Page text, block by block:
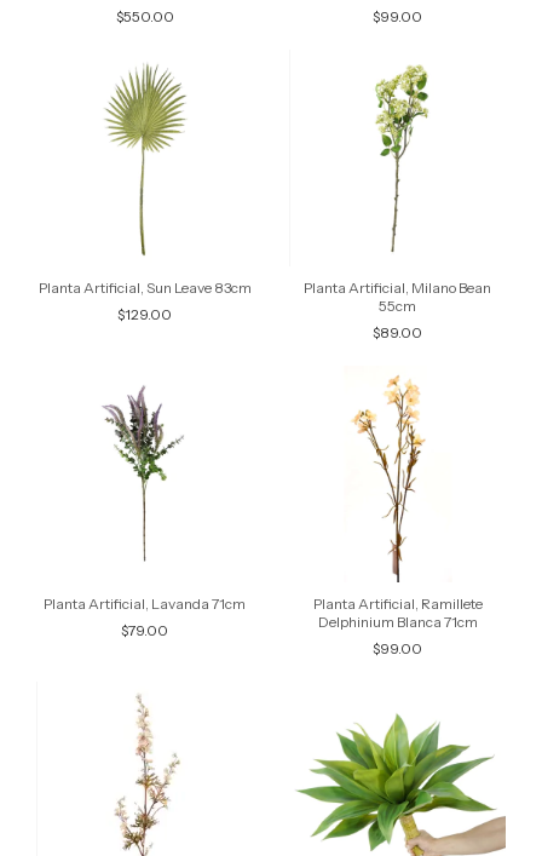
$550.00
$99.00
Planta Artificial, Sun Leave 83cm
$129.00
Planta Artificial, Milano Bean
55cm
$89.00
Planta Artificial, Lavanda 71cm
$79.00
Planta Artificial, Ramillete
Delphinium Blanca 71cm
$99.00